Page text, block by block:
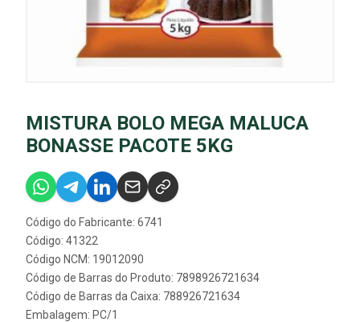
MISTURA BOLO MEGA MALUCA
BONASSE PACOTE 5KG
Código do Fabricante: 6741
Código: 41322
Código NCM: 19012090
Código de Barras do Produto: 7898926721634
Código de Barras da Caixa: 788926721634
Embalagem: PC/1